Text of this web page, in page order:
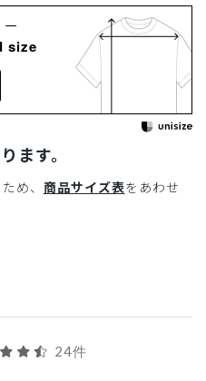
size
ます。
め、 商品サイズ表をあわせ
24件